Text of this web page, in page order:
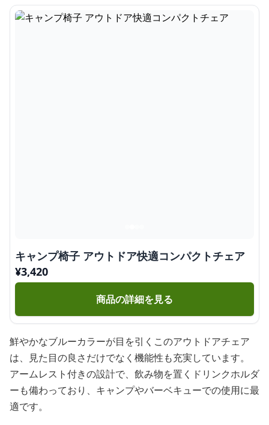
キャンプ椅子 アウトドア快適コンパクトチェア
¥3,420
商品の詳細を見る
鮮やかなブルーカラーが目を引くこのアウトドアチェア
は、見た目の良さだけでなく機能性も充実しています。
アームレスト付きの設計で、飲み物を置くドリンクホルダ
ーも備わっており、キャンプやバーベキューでの使用に最
適です。